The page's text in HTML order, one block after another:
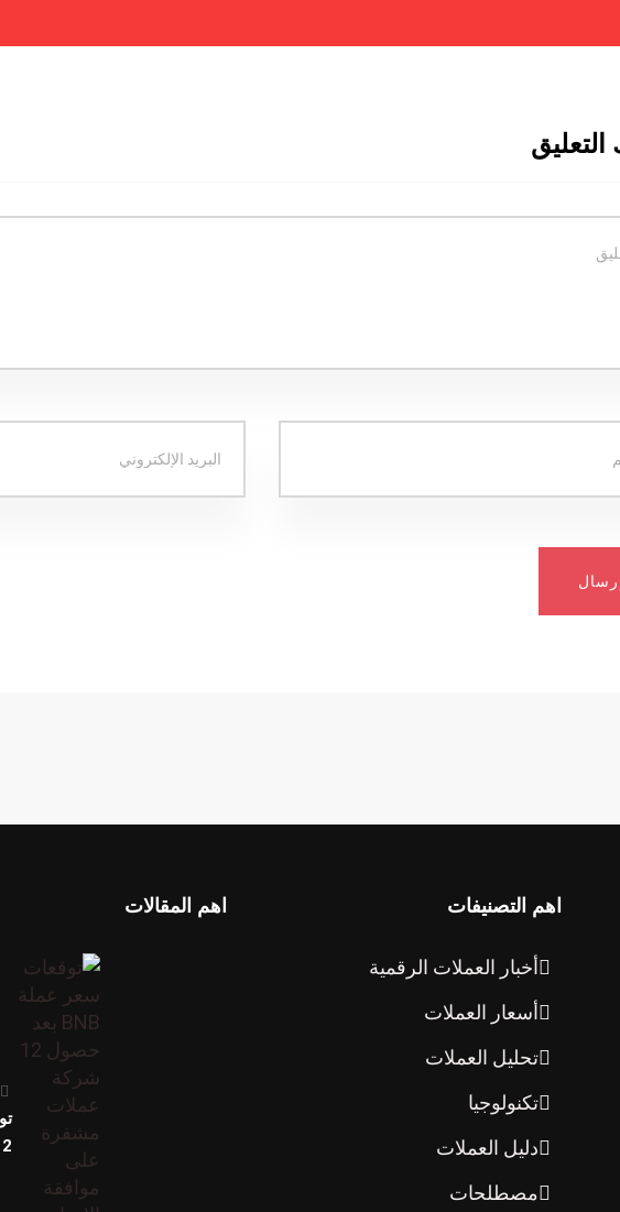
التعليق
اهم التصنيفات
أخبار العملات الرقمية
أسعار العملات
تحليل العملات
تكنولوجيا
دليل العملات
مصطلحات
اهم المقالات